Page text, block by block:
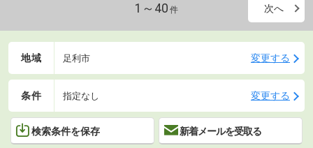
1～40 件 次へ
地域 足利市 変更する
条件 指定なし 変更する
検索条件を保存 新着メールを受取る